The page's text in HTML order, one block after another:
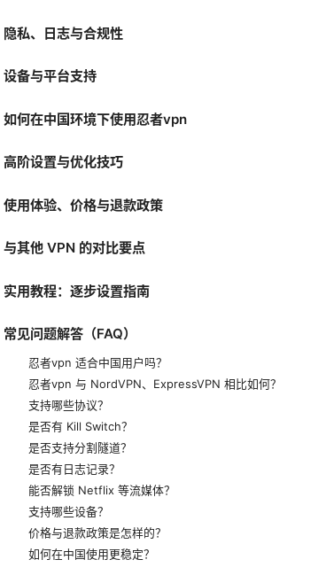
隐私、日志与合规性
设备与平台支持
如何在中国环境下使用忍者vpn
高阶设置与优化技巧
使用体验、价格与退款政策
与其他 VPN 的对比要点
实用教程：逐步设置指南
常见问题解答（FAQ）
忍者vpn 适合中国用户吗？
忍者vpn 与 NordVPN、ExpressVPN 相比如何？
支持哪些协议？
是否有 Kill Switch？
是否支持分割隧道？
是否有日志记录？
能否解锁 Netflix 等流媒体？
支持哪些设备？
价格与退款政策是怎样的？
如何在中国使用更稳定？